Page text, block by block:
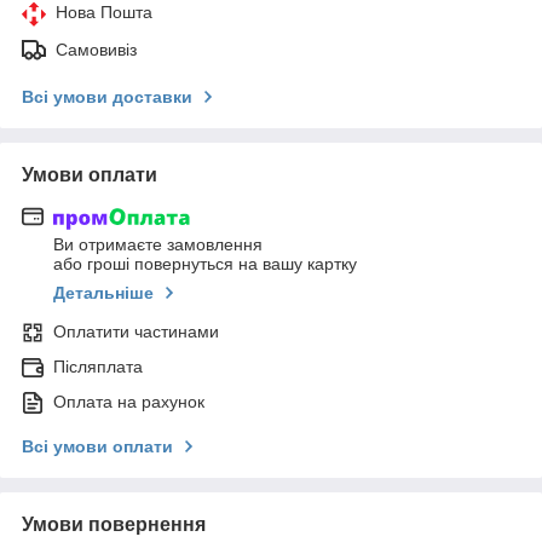
Нова Пошта
Самовивіз
Всі умови доставки
Умови оплати
Ви отримаєте замовлення
або гроші повернуться на вашу картку
Детальніше
Оплатити частинами
Післяплата
Оплата на рахунок
Всі умови оплати
Умови повернення